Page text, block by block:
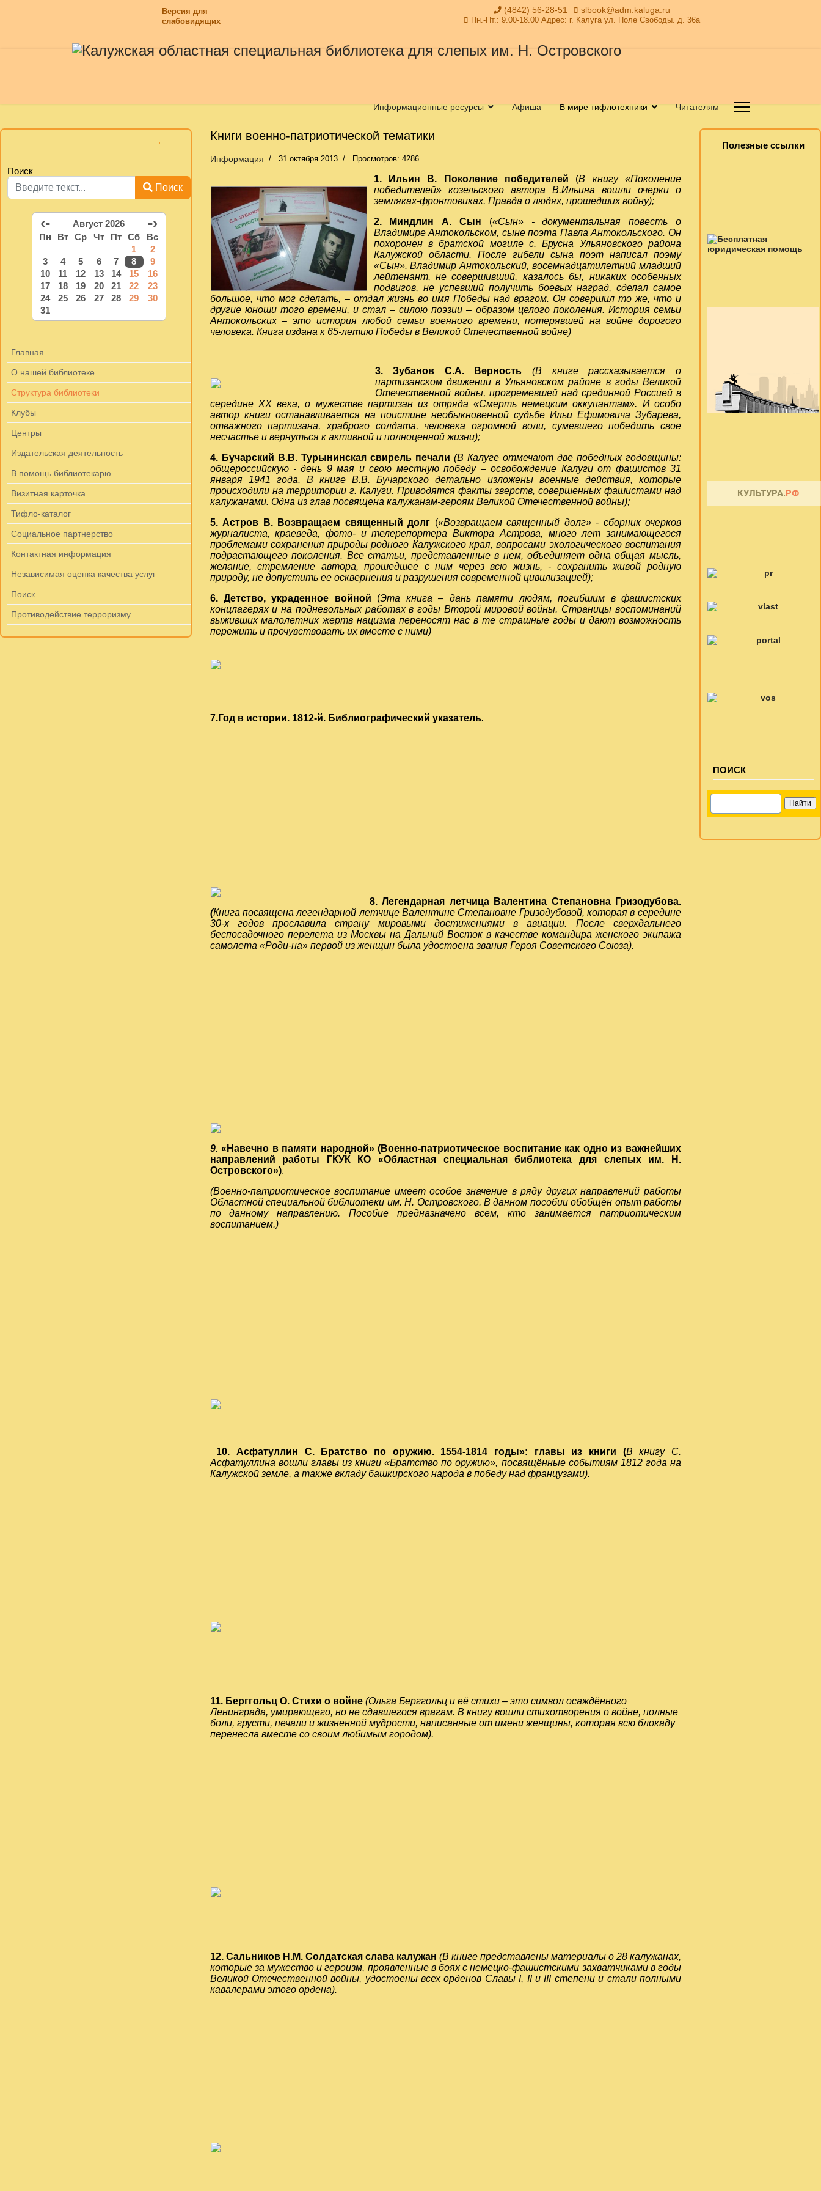
Версия для
слабовидящих
(4842) 56-28-51 slbook@adm.kaluga.ru
Пн.-Пт.: 9.00-18.00 Адрес: г. Калуга ул. Поле Свободы. д. 36а
Информационные ресурсы Афиша В мире тифлотехники Читателям
Поиск
Поиск
‹- Август 2026 -›
Пн Вт Ср Чт Пт Сб
Вс
1
2
3
4 5 6 7 8
9
10
11 12 13 14 15
16
17
18 19 20 21 22
23
24
25 26 27 28 29
30
31
Главная
О нашей библиотеке
Структура библиотеки
Клубы
Центры
Издательская деятельность
В помощь библиотекарю
Визитная карточка
Тифло-каталог
Социальное партнерство
Контактная информация
Независимая оценка качества услуг
Поиск
Противодействие терроризму
Книги военно-патриотической тематики
Информация 31 октября 2013 Просмотров: 4286
1. Ильин В. Поколение победителей (В книгу «Поколение
победителей» козельского автора В.Ильина вошли очерки о
земляках-фронтовиках. Правда о людях, прошедших войну);
2. Миндлин А. Сын («Сын» - документальная повесть о
Владимире Антокольском, сыне поэта Павла Антокольского. Он
похоронен в братской могиле с. Брусна Ульяновского района
Калужской области. После гибели сына поэт написал поэму
«Сын».Владимир Антокольский, восемнадцатилетний младший
лейтенант, не совершивший, казалось бы, никаких особенных
подвигов, не успевший получить боевых наград, сделал самое
большое, что мог сделать, – отдал жизнь во имя Победы над врагом. Он совершил то же, что и
другие юноши того времени, и стал – силою поэзии – образом целого поколения. История семьи
Антокольских – это история любой семьи военного времени, потерявшей на войне дорогого
человека. Книга издана к 65-летию Победы в Великой Отечественной войне)
3. Зубанов С.А. Верность(В книге рассказывается о
партизанском движении в Ульяновском районе в годы Великой
Отечественной войны, прогремевшей над срединной Россией в
середине ХХ века, о мужестве партизан из отряда «Смерть немецким оккупантам». И особо
автор книги останавливается на поистине необыкновенной судьбе Ильи Ефимовича Зубарева,
отважного партизана, храброго солдата, человека огромной воли, сумевшего победить свое
несчастье и вернуться к активной и полноценной жизни);
4. Бучарский В.В. Турынинская свирель печали (В Калуге отмечают две победных годовщины:
общероссийскую - день 9 мая и свою местную победу – освобождение Калуги от фашистов 31
января 1941 года. В книге В.В. Бучарского детально изложены военные действия, которые
происходили на территории г. Калуги. Приводятся факты зверств, совершенных фашистами над
калужанами. Одна из глав посвящена калужанам-героям Великой Отечественной войны);
5. Астров В. Возвращаем священный долг («Возвращаем священный долг» - сборник очерков
журналиста, краеведа, фото- и телерепортера Виктора Астрова, много лет занимающегося
проблемами сохранения природы родного Калужского края, вопросами экологического воспитания
подрастающего поколения. Все статьи, представленные в нем, объединяет одна общая мысль,
желание, стремление автора, прошедшее с ним через всю жизнь, - сохранить живой родную
природу, не допустить ее осквернения и разрушения современной цивилизацией);
6. Детство, украденное войной (Эта книга – дань памяти людям, погибшим вфашистских
концлагерях и на подневольных работах в годы Второй мировой войны. Страницы воспоминаний
выживших малолетних жертв нацизма переносят нас в те страшные годы и дают возможность
пережить и прочувствовать их вместе с ними)
7.Год в истории. 1812-й. Библиографический указатель.
8. Легендарная летчица Валентина Степановна Гризодубова.
(Книга посвящена легендарной летчице ВалентинеСтепановне Гризодубовой, которая в середине
30-х годов прославиластрану мировыми достижениями в авиации. После сверхдальнего
беспосадочного перелета из Москвы на Дальний Восток в качестве командира женского экипажа
самолета «Роди-на» первой из женщин была удостоена звания Героя Советского Союза).
9.«Навечно в памяти народной» (Военно-патриотическое воспитание как одно из важнейших
направлений работы ГКУК КО «Областная специальная библиотека для слепых им. Н.
Островского»).
(Военно-патриотическое воспитание имеет особое значение в ряду других направлений работы
Областной специальной библиотеки им. Н. Островского. В данном пособии обобщён опыт работы
по данному направлению. Пособие предназначено всем, кто занимается патриотическим
воспитанием.)
10. Асфатуллин С. Братство по оружию. 1554-1814 годы»: главы из книги (В книгу С.
Асфатуллина вошли главыиз книги «Братство по оружию», посвящённые событиям 1812 года на
Калужской земле, а также вкладу башкирского народа в победу над французами).
11. Берггольц О. Стихи о войне(Ольга Берггольц и её стихи – это символ осаждённого
Ленинграда, умирающего, но не сдавшегося врагам. В книгу вошли стихотворения о войне, полные
боли, грусти, печали и жизненной мудрости, написанные от имени женщины, которая всю блокаду
перенесла вместе со своим любимым городом).
12. Сальников Н.М. Солдатская слава калужан (В книге представлены материалы о 28 калужанах,
которые за мужество и героизм, проявленные в боях с немецко-фашистскими захватчиками в годы
Великой Отечественной войны, удостоены всех орденов Славы I, II и III степени и стали полными
кавалерами этого ордена).
Полезные ссылки
ПОИСК